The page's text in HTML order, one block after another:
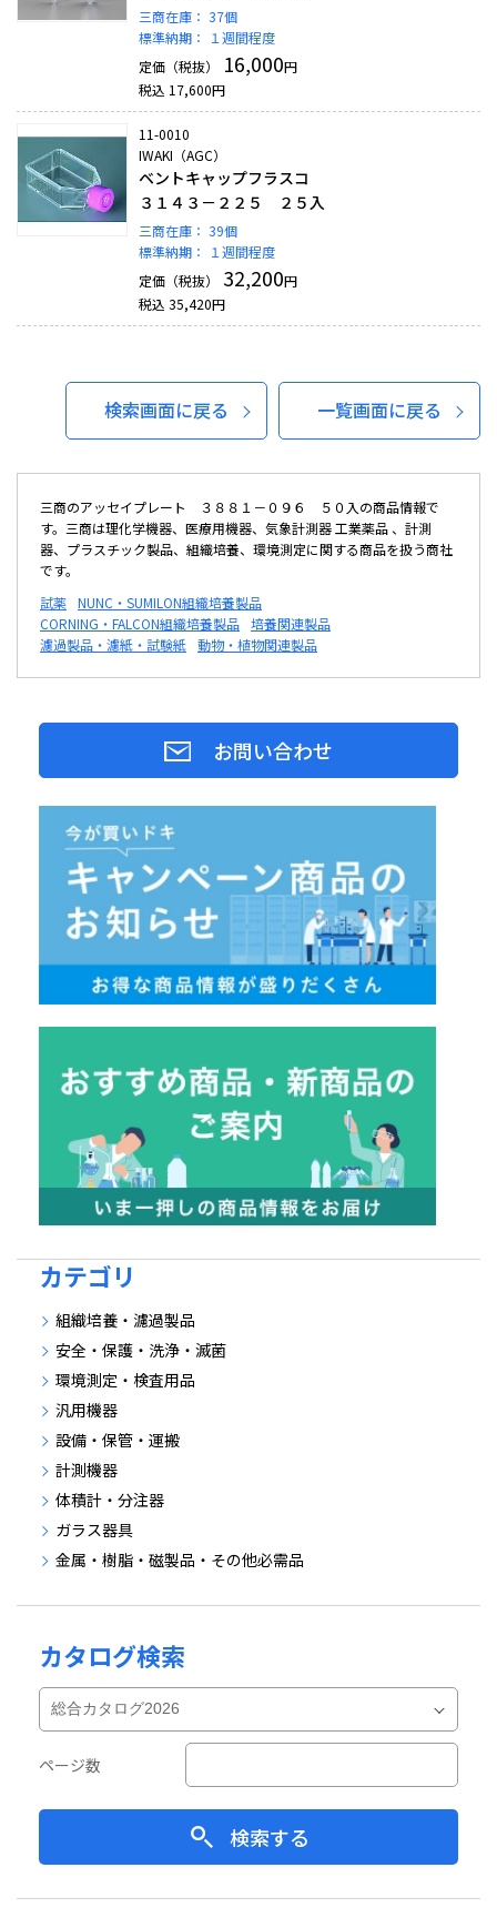
三商在庫： 37個
標準納期：
１週間程度
定価（税抜）
16,000円
税込 17,600円
11-0010
IWAKI（AGC）
ベントキャップフラスコ
３１４３－２２５ ２５入
三商在庫： 39個
標準納期：
１週間程度
定価（税抜）
32,200円
税込 35,420円
検索画面に戻る 一覧画面に戻る
三商のアッセイプレート ３８８１－０９６ ５０入の商品情報で
す。三商は理化学機器、医療用機器、気象計測器 工業薬品 、計測
器、プラスチック製品、組織培養、環境測定に関する商品を扱う商社
です。
試薬 NUNC・SUMILON組織培養製品
CORNING・FALCON組織培養製品 培養関連製品
濾過製品・濾紙・試験紙 動物・植物関連製品
お問い合わせ
カテゴリ
組織培養・濾過製品
安全・保護・洗浄・滅菌
環境測定・検査用品
汎用機器
設備・保管・運搬
計測機器
体積計・分注器
ガラス器具
金属・樹脂・磁製品・その他必需品
カタログ検索
ページ数
検索する